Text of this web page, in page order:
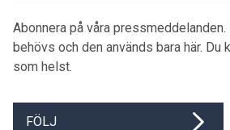
Abonnera på våra
behövs och den används bara här. Du
som helst.
FÖLJ